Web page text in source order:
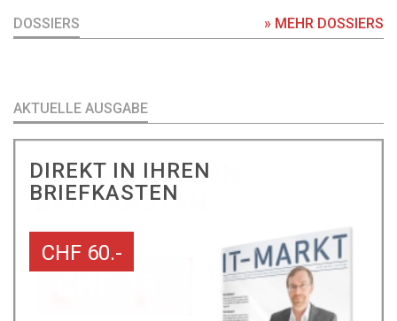
DOSSIERS » MEHR DOSSIERS
AKTUELLE AUSGABE
DIREKT IN IHREN
BRIEFKASTEN
CHF 60.-